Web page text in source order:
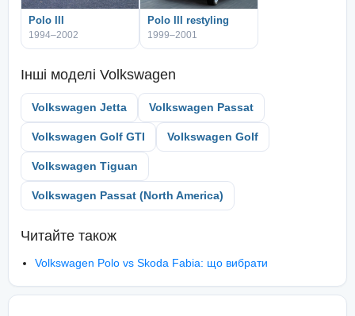
Polo III
1994–2002
Polo III restyling
1999–2001
Інші моделі Volkswagen
Volkswagen Jetta Volkswagen Passat
Volkswagen Golf GTI Volkswagen Golf
Volkswagen Tiguan
Volkswagen Passat (North America)
Читайте також
Volkswagen Polo vs Skoda Fabia: що вибрати